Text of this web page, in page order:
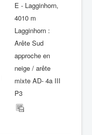
E - Lagginhorn,
4010 m
Lagginhorn :
Arête Sud
approche en
neige / arête
mixte AD- 4a III
P3